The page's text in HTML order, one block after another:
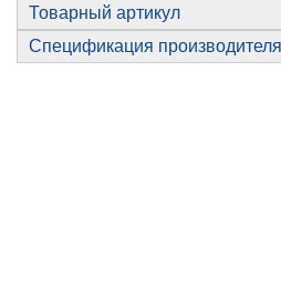
Товарный артикул
Спецификация производителя